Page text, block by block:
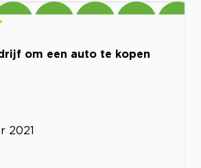
om een auto te kopen
2021